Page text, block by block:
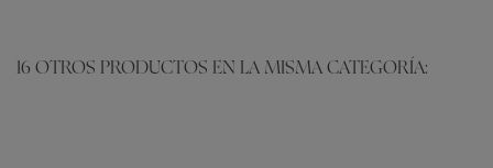
16 OTROS PRODUCTOS EN LA MISMA CATEGORÍA: